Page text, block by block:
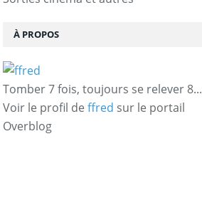
ANNA MOUGLALIS
À PROPOS
Tomber 7 fois, toujours se relever 8...
Voir le profil de ffred sur le portail
Overblog